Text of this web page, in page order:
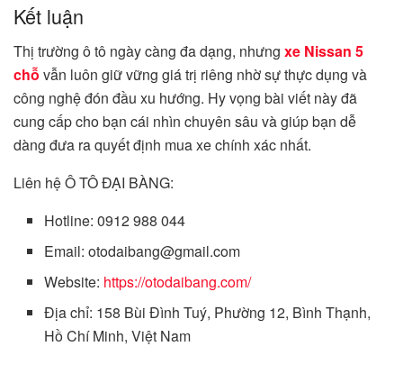
Kết luận
Thị trường ô tô ngày càng đa dạng, nhưng xe Nissan 5
chỗ vẫn luôn giữ vững giá trị riêng nhờ sự thực dụng và
công nghệ đón đầu xu hướng. Hy vọng bài viết này đã
cung cấp cho bạn cái nhìn chuyên sâu và giúp bạn dễ
dàng đưa ra quyết định mua xe chính xác nhất.
Liên hệ Ô TÔ ĐẠI BÀNG:
Hotline: 0912 988 044
Email:otodaibang@gmail.com
Website: https://otodaibang.com/
Địa chỉ: 158 Bùi Đình Tuý, Phường 12, Bình Thạnh,
Hồ Chí Minh, Việt Nam